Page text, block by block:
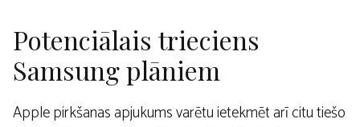
Potenciālais trieciens
Samsung plāniem
Apple pirkšanas apjukums varētu ietekmēt arī citu tiešo